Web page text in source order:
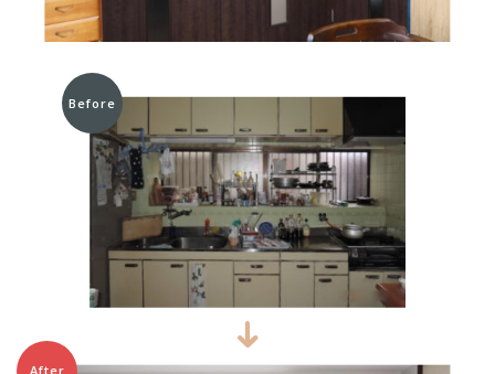
Before
After